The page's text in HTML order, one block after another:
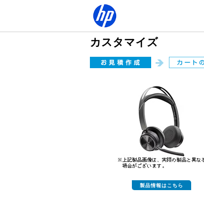
カスタマイズ
製品情報はこちら